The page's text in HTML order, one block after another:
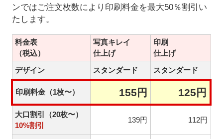
ンではご注文枚数により印刷料金を最大50％割引い
たします。
料金表
（税込）
写真キレイ
仕上げ
印刷
仕上げ
デザイン
スタンダード スタンダード
印刷料金（1枚〜） 155円 125円
大口割引（20枚〜）
10%割引
139円 112円